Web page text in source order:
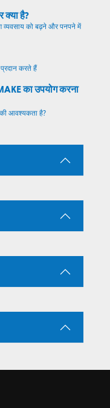
क्या है?
को बढ़ने और पनपने में
करते हैं
का उपयोग करना
आवश्यकता है?